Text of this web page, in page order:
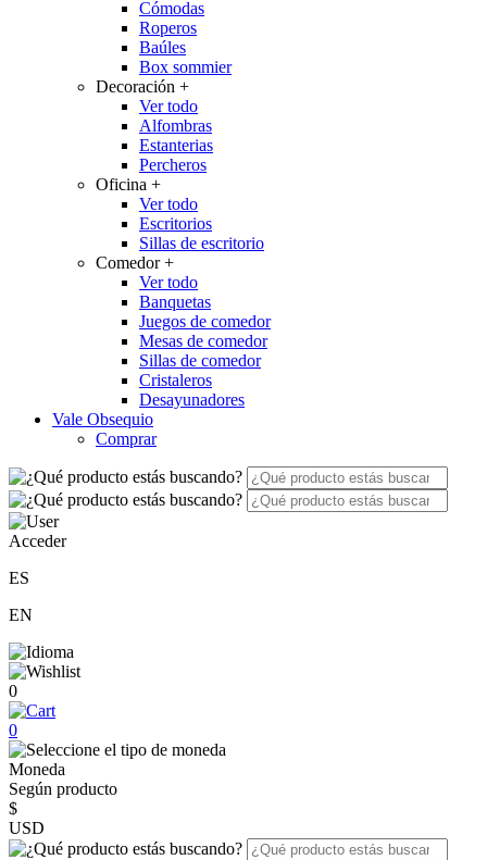
Cómodas
Roperos
Baúles
Box sommier
Decoración +
Ver todo
Alfombras
Estanterias
Percheros
Oficina +
Ver todo
Escritorios
Sillas de escritorio
Comedor+
Ver todo
Banquetas
Juegos de comedor
Mesas de comedor
Sillas de comedor
Cristaleros
Desayunadores
Vale Obsequio
Comprar
Acceder
ES
EN
0
0
Moneda
Según producto
$
USD